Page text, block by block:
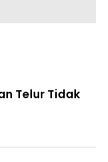
Telur Tidak